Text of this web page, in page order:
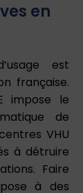
en
est
française.
impose le
de
VHU
à détruire
Faire
à des